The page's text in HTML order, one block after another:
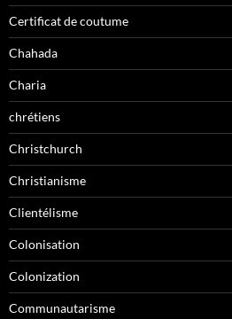
Certificat de coutume
Chahada
Charia
chrétiens
Christchurch
Christianisme
Clientélisme
Colonisation
Colonization
Communautarisme